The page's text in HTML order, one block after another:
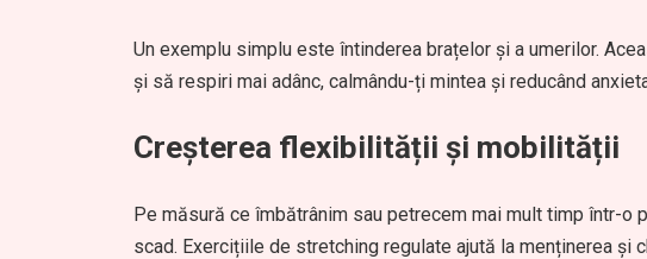
Un exemplu simplu este întinderea brațelor și a umerilor.
și să respiri mai adânc, calmându-ți mintea și reducând
Creșterea flexibilității și mobilității
Pe măsură ce îmbătrânim sau petrecem mai mult timp într-
scad. Exercițiile de stretching regulate ajută la menținerea